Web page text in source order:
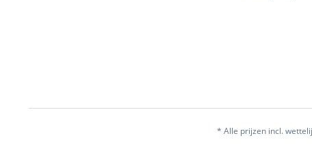
* Alle prijzen incl.